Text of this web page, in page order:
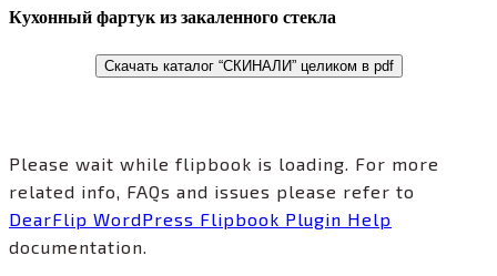
Кухонный фартук из закаленного стекла
Скачать каталог “СКИНАЛИ” целиком в pdf
Please wait while flipbook is loading. For more
related info, FAQs and issues please refer to
DearFlip WordPress Flipbook Plugin Help
documentation.